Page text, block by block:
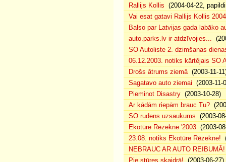
Rallijs Kollis (2004-04-22,
Vai esat gatavi Rallijs Kollis
Balso par Latvijas gada labāko
auto.parks.lv ir atdzīvojies...
SO Autoliste 2. dzimšanas
06.12.2003. notiks kārtējais SO
Drošs ātrums ziemā(2003-11-
Sagatavo auto ziemai (2003-11-
Pieminot Disastry (2003-10-28)
Ar kādām riepām brauc Tu?
SO rudens uzsaukums (2003-
Ekotūre Rēzekne '2003 (2003-
23.08. notiks Ekotūre Rēzekne!
NEBRAUC AR AUTO REIBUMĀ!
Pie stūres skaidrā! (2003-06-27)